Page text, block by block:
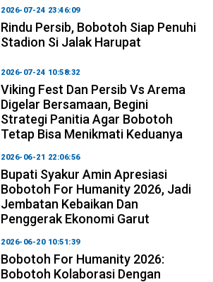
2026-07-24 23:46:09
Rindu Persib, Bobotoh Siap Penuhi
Stadion Si Jalak Harupat
2026-07-24 10:58:32
Viking Fest Dan Persib Vs Arema
Digelar Bersamaan, Begini
Strategi Panitia Agar Bobotoh
Tetap Bisa Menikmati Keduanya
2026-06-21 22:06:56
Bupati Syakur Amin Apresiasi
Bobotoh For Humanity 2026, Jadi
Jembatan Kebaikan Dan
Penggerak Ekonomi Garut
2026-06-20 10:51:39
Bobotoh For Humanity 2026:
Bobotoh Kolaborasi Dengan